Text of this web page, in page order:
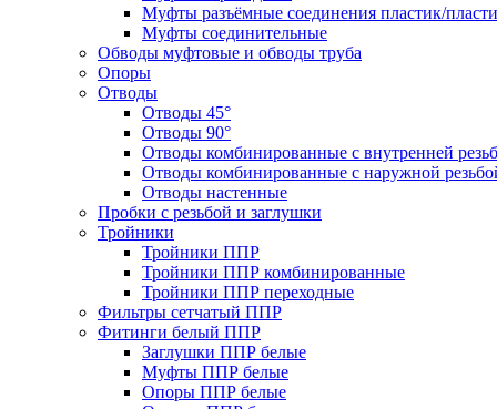
Муфты разъёмные соединения пластик/
Муфты соединительные
Обводы муфтовые и обводы труба
Опоры
Отводы
Отводы 45°
Отводы 90°
Отводы комбинированные с внутренней
Отводы комбинированные с наружной
Отводы настенные
Пробки с резьбой и заглушки
Тройники
Тройники ППР
Тройники ППР комбинированные
Тройники ППР переходные
Фильтры сетчатый ППР
Фитинги белый ППР
Заглушки ППР белые
Муфты ППР белые
Опоры ППР белые